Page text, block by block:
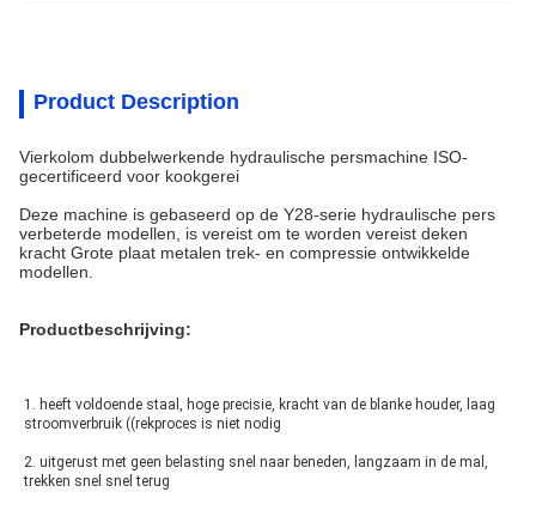
Product Description
Vierkolom dubbelwerkende hydraulische persmachine ISO-
gecertificeerd voor kookgerei
Deze machine is gebaseerd op de Y28-serie hydraulische pers
verbeterde modellen, is vereist om te worden vereist deken
kracht Grote plaat metalen trek- en compressie ontwikkelde
modellen.
Productbeschrijving:
1. heeft voldoende staal, hoge precisie, kracht van de blanke houder, laag
stroomverbruik ((rekproces is niet nodig
2. uitgerust met geen belasting snel naar beneden, langzaam in de mal,
trekken snel snel terug